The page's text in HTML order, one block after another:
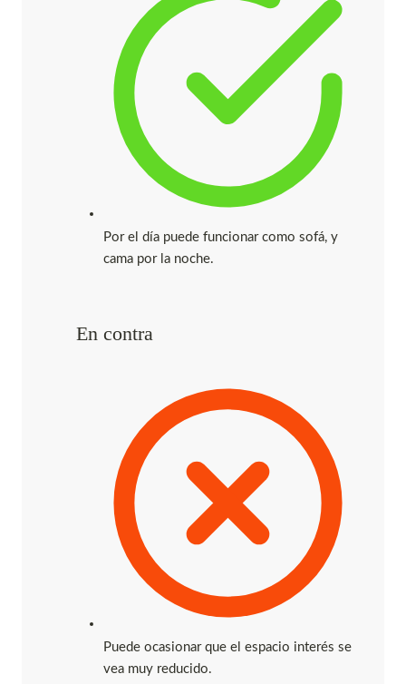
Por el día puede funcionar como sofá, y
cama por la noche.
En contra
Puede ocasionar que el espacio interés se
vea muy reducido.